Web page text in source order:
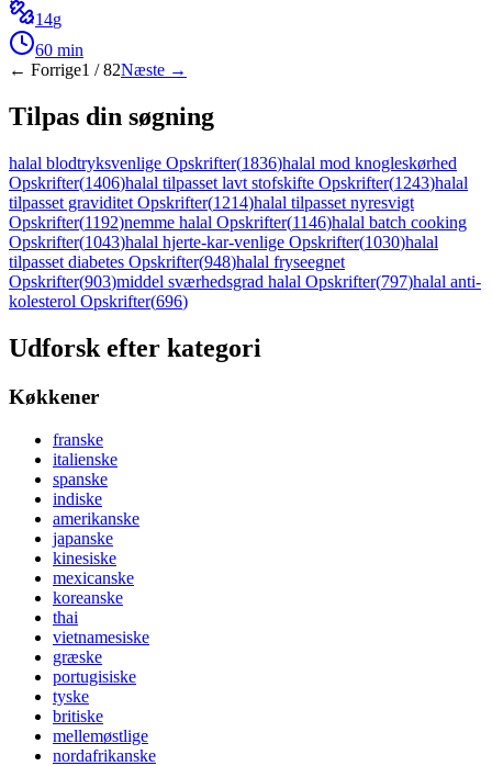
14g
60 min
← Forrige1 /82Næste →
Tilpas din søgning
halal blodtryksvenlige Opskrifter(1836)halal mod knogleskørhed
Opskrifter(1406)halal tilpasset lavt stofskifte Opskrifter(1243)halal
tilpasset graviditet Opskrifter(1214)halal tilpasset nyresvigt
Opskrifter(1192)nemme halal Opskrifter(1146)halal batch cooking
Opskrifter(1043)halal hjerte-kar-venlige Opskrifter(1030)halal
tilpasset diabetes Opskrifter(948)halal fryseegnet
Opskrifter(903)middel sværhedsgrad halal Opskrifter(797)halal anti-
kolesterol Opskrifter(696)
Udforsk efter kategori
Køkkener
franske
italienske
spanske
indiske
amerikanske
japanske
kinesiske
mexicanske
koreanske
thai
vietnamesiske
græske
portugisiske
tyske
britiske
mellemøstlige
nordafrikanske